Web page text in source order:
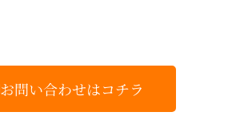
お問い合わせはコチラ